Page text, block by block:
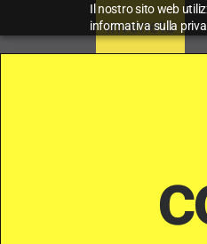
Il nostro sito web
informativa sulla